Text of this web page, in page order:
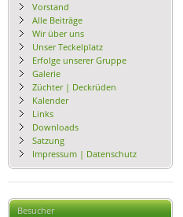
Vorstand
Alle Beiträge
Wir über uns
Unser Teckelplatz
Erfolge unserer Gruppe
Galerie
Züchter | Deckrüden
Kalender
Links
Downloads
Satzung
Impressum | Datenschutz
Besucher